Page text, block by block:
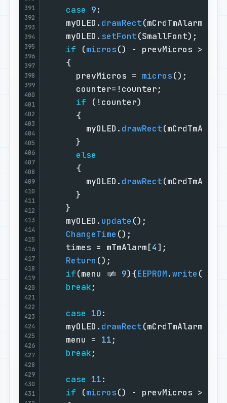
391
392
393
394
395
396
397
398
399
400
401
402
403
404
405
406
407
408
409
410
411
412
413
414
415
416
417
418
419
420
421
422
423
424
425
426
427
428
429
430
431
case 9
    myOLED.
drawRect(mCrdTmAlarm[
    myOLED.
setFont
if (micros() - prevMicros >
      prevMicros =
micros
if
        myOLED.
drawRect
else
        myOLED.
drawRect
    myOLED.
update
ChangeTime
    times = mTmAlarm[
4
Return
if(menu != 9){EEPROM.write (
break
case 10
    myOLED.
drawRect(mCrdTmAlarm[
    menu =
11
break
case 11
if (micros() - prevMicros >